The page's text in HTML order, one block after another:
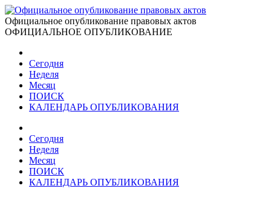
Официальное опубликование правовых актов
ОФИЦИАЛЬНОЕ ОПУБЛИКОВАНИЕ
Сегодня
Неделя
Месяц
ПОИСК
КАЛЕНДАРЬ ОПУБЛИКОВАНИЯ
Сегодня
Неделя
Месяц
ПОИСК
КАЛЕНДАРЬ ОПУБЛИКОВАНИЯ